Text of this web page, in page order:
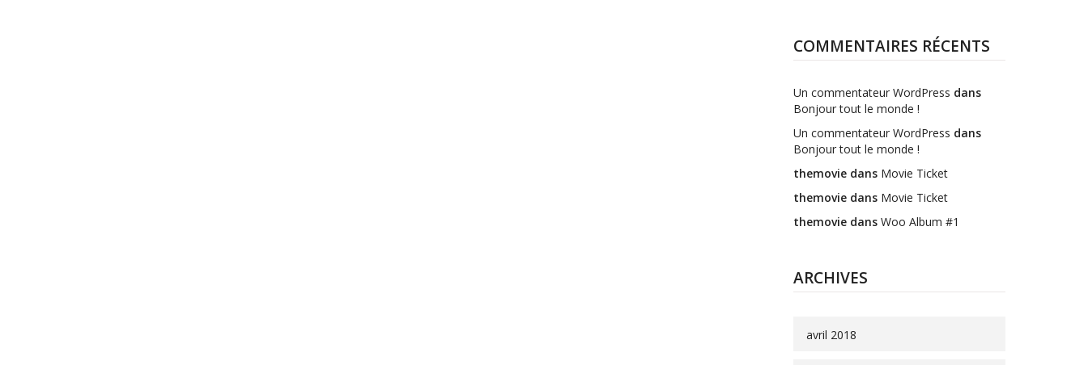
COMMENTAIRES RÉCENTS
Un commentateur WordPress dans
Bonjour tout le monde !
Un commentateur WordPress dans
Bonjour tout le monde !
themoviedans Movie Ticket
themoviedans Movie Ticket
themoviedans Woo Album #1
ARCHIVES
avril 2018